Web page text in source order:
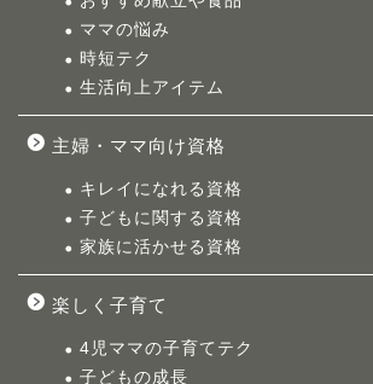
ママの悩み
時短テク
生活向上アイテム
主婦・ママ向け資格
キレイになれる資格
子どもに関する資格
家族に活かせる資格
楽しく子育て
4児ママの子育てテク
子どもの成長